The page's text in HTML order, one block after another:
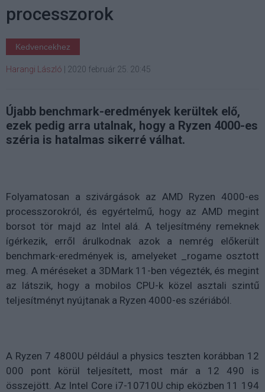
processzorok
Kedvencekhez
Harangi László | 2020 február 25. 20:45
Újabb benchmark-eredmények kerültek elő,
ezek pedig arra utalnak, hogy a Ryzen 4000-es
széria is hatalmas sikerré válhat.
Folyamatosan a szivárgások az AMD Ryzen 4000-es
processzorokról, és egyértelmű, hogy az AMD megint
borsot tör majd az Intel alá. A teljesítmény remeknek
ígérkezik, erről árulkodnak azok a nemrég előkerült
benchmark-eredmények is, amelyeket _rogame osztott
meg. A méréseket a 3DMark 11-ben végezték, és megint
az látszik, hogy a mobilos CPU-k közel asztali szintű
teljesítményt nyújtanak a Ryzen 4000-es szériából.
A Ryzen 7 4800U például a physics teszten korábban 12
000 pont körül teljesített, most már a 12 490 is
összejött. Az Intel Core i7-10710U chip eközben 11 194